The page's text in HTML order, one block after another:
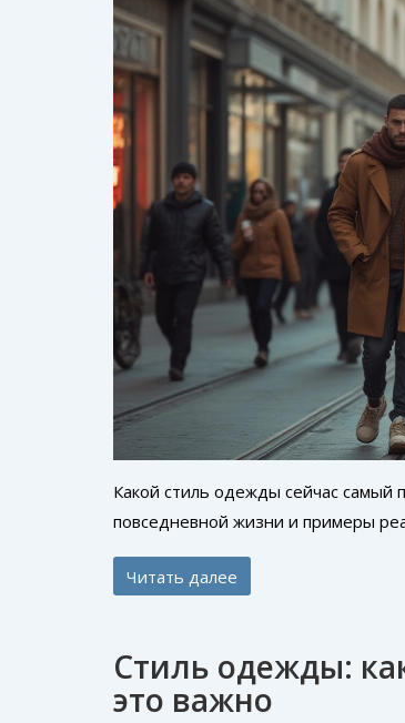
Какой стиль одежды сейчас
повседневной жизни и примеры
Читать далее
Стиль одежды:
это важно